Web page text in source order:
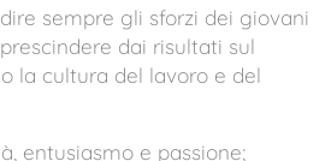
sempre gli sforzi dei giovani
dai risultati sul
la cultura del lavoro e del
entusiasmo e passione;